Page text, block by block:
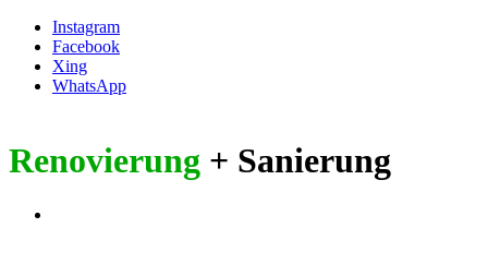
Instagram
Facebook
Xing
WhatsApp
Renovierung + Sanierung